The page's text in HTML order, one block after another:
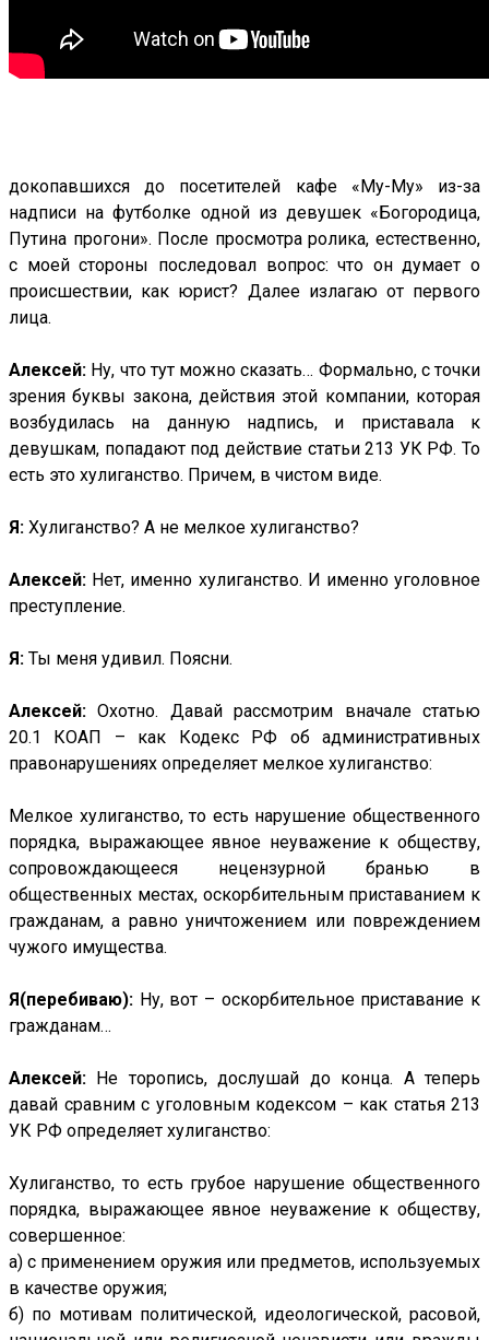
докопавшихся до посетителей кафе «Му-Му» из-за
надписи на футболке одной из девушек «Богородица,
Путина прогони». После просмотра ролика, естественно,
с моей стороны последовал вопрос: что он думает о
происшествии, как юрист? Далее излагаю от первого
лица.
Алексей: Ну, что тут можно сказать… Формально, с точки
зрения буквы закона, действия этой компании, которая
возбудилась на данную надпись, и приставала к
девушкам, попадают под действие статьи 213 УК РФ. То
есть это хулиганство. Причем, в чистом виде.
Я: Хулиганство? А не мелкое хулиганство?
Алексей: Нет, именно хулиганство. И именно уголовное
преступление.
Я: Ты меня удивил. Поясни.
Алексей: Охотно. Давай рассмотрим вначале статью
20.1 КОАП – как Кодекс РФ об административных
правонарушениях определяет мелкое хулиганство:
Мелкое хулиганство, то есть нарушение общественного
порядка, выражающее явное неуважение к обществу,
сопровождающееся нецензурной бранью в
общественных местах, оскорбительным приставанием к
гражданам, а равно уничтожением или повреждением
чужого имущества.
Я(перебиваю): Ну, вот – оскорбительное приставание к
гражданам…
Алексей: Не торопись, дослушай до конца. А теперь
давай сравним с уголовным кодексом – как статья 213
УК РФ определяет хулиганство:
Хулиганство, то есть грубое нарушение общественного
порядка, выражающее явное неуважение к обществу,
совершенное:
а) с применением оружия или предметов, используемых
в качестве оружия;
б) по мотивам политической, идеологической, расовой,